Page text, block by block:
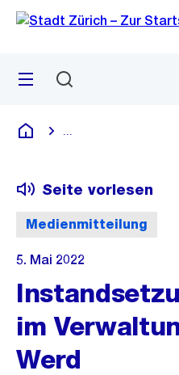
Navigation
Sprunglink
Menü
Deutsch
Medienmitteilung
Seite vorlesen
5. Mai 2022
im
Werd